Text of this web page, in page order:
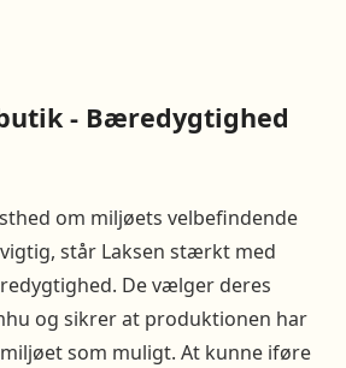
- Bæredygtighed
om miljøets velbefindende
står Laksen stærkt med
De vælger deres
og sikrer at produktionen har
som muligt. At kunne iføre